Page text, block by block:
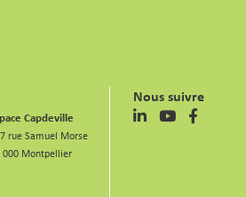
Capdeville
rue Samuel Morse
000 Montpellier
Nous suivre